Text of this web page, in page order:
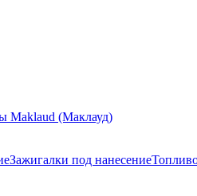
Maklaud (Маклауд)
Зажигалки под нанесение